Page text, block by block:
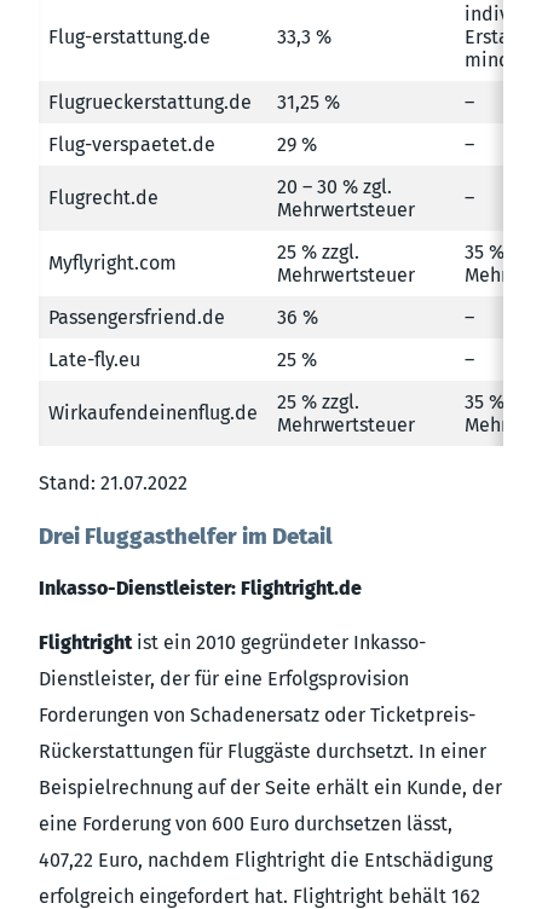
Flug-erstattung.de 33,3 %
Flugrueckerstattung.de
31,25 %
–
Flug-verspaetet.de
29 % –
Flugrecht.de
20 – 30 % zgl.
Mehrwertsteuer
–
Myflyright.com
25 % zzgl.
Mehrwertsteuer
35 %
Passengersfriend.de
36 %
–
Late-fly.eu
25 % –
Wirkaufendeinenflug.de
25 % zzgl.
Mehrwertsteuer
35 %
Stand: 21.07.2022
Drei Fluggasthelfer im Detail
Inkasso-Dienstleister: Flightright.de
Flightright ist ein 2010 gegründeter Inkasso-
Dienstleister, der für eine Erfolgsprovision
Forderungen von Schadenersatz oder Ticketpreis-
Rückerstattungen für Fluggäste durchsetzt. In einer
Beispielrechnung auf der Seite erhält ein Kunde, der
eine Forderung von 600 Euro durchsetzen lässt,
407,22 Euro, nachdem Flightright die Entschädigung
erfolgreich eingefordert hat. Flightright behält 162